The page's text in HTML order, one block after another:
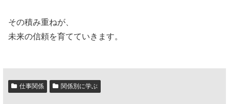
その積み重ねが、
未来の信頼を育てていきます。
仕事関係 関係別に学ぶ